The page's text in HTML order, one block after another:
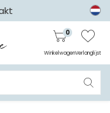
0
WinkelwagenVerlanglijst